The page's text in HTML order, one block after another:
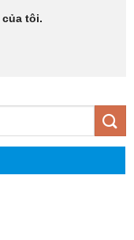
tôi.